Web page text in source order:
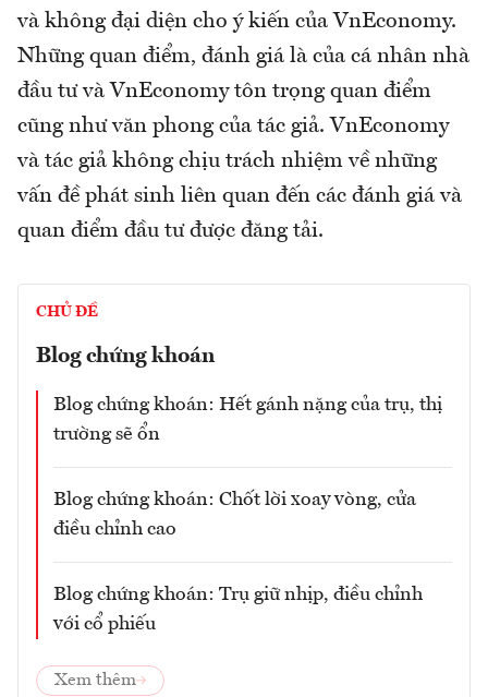
và không đại diện cho ý kiến của VnEconomy.
Những quan điểm, đánh giá là của cá nhân nhà
đầu tư và VnEconomy tôn trọng quan điểm
cũng như văn phong của tác giả. VnEconomy
và tác giả không chịu trách nhiệm về những
vấn đề phát sinh liên quan đến các đánh giá và
quan điểm đầu tư được đăng tải.
CHỦ ĐỀ
Blog chứng khoán
Blog chứng khoán: Hết gánh nặng của trụ, thị
trường sẽ ổn
Blog chứng khoán: Chốt lời xoay vòng, cửa
điều chỉnh cao
Blog chứng khoán: Trụ giữ nhịp, điều chỉnh
với cổ phiếu
Xem thêm